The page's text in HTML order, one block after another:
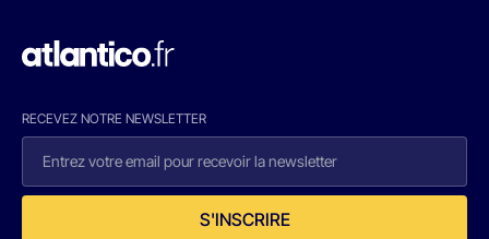
RECEVEZ NOTRE NEWSLETTER
S'INSCRIRE